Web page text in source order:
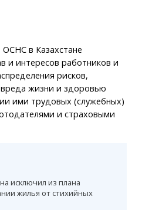
в Казахстане
и интересов работников и
рисков,
жизни и здоровью
ими трудовых (служебных)
и страховыми
исключил из плана
жилья от стихийных